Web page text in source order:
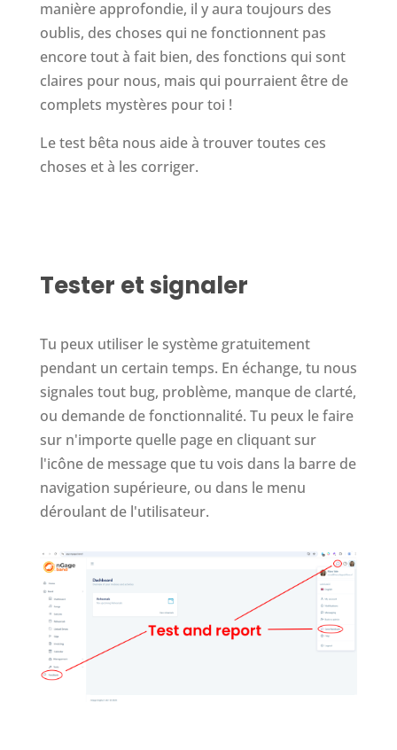
manière approfondie, il y aura toujours des
oublis, des choses qui ne fonctionnent pas
encore tout à fait bien, des fonctions qui sont
claires pour nous, mais qui pourraient être de
complets mystères pour toi !
Le test bêta nous aide à trouver toutes ces
choses et à les corriger.
Tester et signaler
Tu peux utiliser le système gratuitement
pendant un certain temps. En échange, tu nous
signales tout bug, problème, manque de clarté,
ou demande de fonctionnalité. Tu peux le faire
sur n'importe quelle page en cliquant sur
l'icône de message que tu vois dans la barre de
navigation supérieure, ou dans le menu
déroulant de l'utilisateur.